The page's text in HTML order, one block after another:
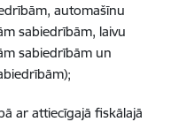
automašīnu
sabiedrībām, laivu
sabiedrībām un
ar attiecīgajā fiskālajā